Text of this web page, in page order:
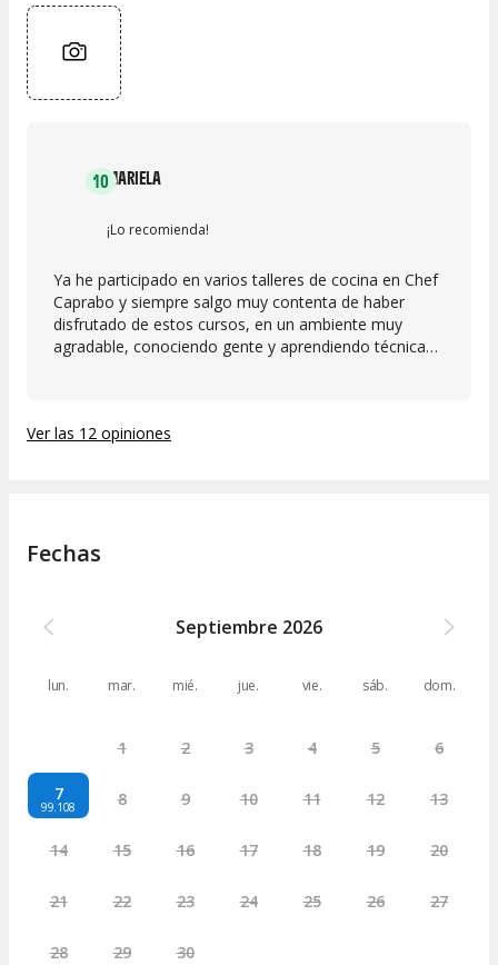
10MARIELA
¡Lo recomienda!
Ya he participado en varios talleres de cocina en Chef
Caprabo y siempre salgo muy contenta de haber
disfrutado de estos cursos, en un ambiente muy
agradable, conociendo gente y aprendiendo técnicas
de pasta fresca, además de degustarlos junto a unas
Ver las 12 opiniones
Fechas
Septiembre 2026
lun. mar. mié. jue. vie. sáb. dom.
1 2 3 4 5 6
7
99.108 8 9 10 11 12 13
14 15 16 17 18 19 20
21 22 23 24 25 26 27
28 29 30